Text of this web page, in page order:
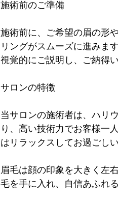
施術前のご準備
施術前に、ご希望の眉の形
リングがスムーズに進みま
視覚的にご説明し、ご納得
サロンの特徴
当サロンの施術者は、ハリ
り、高い技術力でお客様一
はリラックスしてお過ごし
眉毛は顔の印象を大きく左
毛を手に入れ、自信あふれ